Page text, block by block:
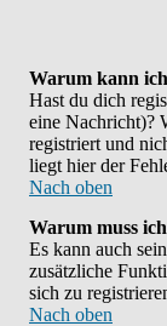
Warum kann
Hast du dich
eine Nachricht)?
registriert und
liegt hier der
Nach oben
Warum muss
Es kann auch
zusätzliche
sich zu
Nach oben